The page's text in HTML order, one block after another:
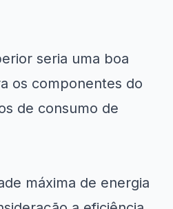
seria uma boa
os componentes do
de consumo de
máxima de energia